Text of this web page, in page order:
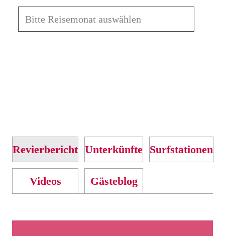
Revierbericht Unterkünfte Surfstationen
Videos Gästeblog